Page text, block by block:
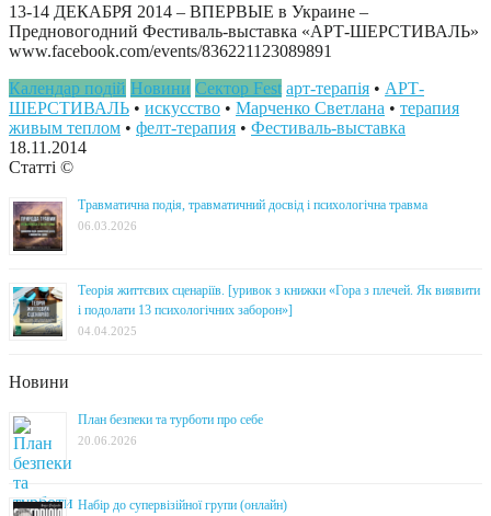
13-14 ДЕКАБРЯ 2014 – ВПЕРВЫЕ в Украине –
Предновогодний Фестиваль-выставка «АРТ-ШЕРСТИВАЛЬ»
www.facebook.com/events/836221123089891
Календар подій Новини Сектор Fest арт-терапія • АРТ-
ШЕРСТИВАЛЬ • искусство • Марченко Светлана • терапия
живым теплом • фелт-терапия • Фестиваль-выставка
18.11.2014
Статті ©
Травматична подія, травматичний досвід і психологічна травма
06.03.2026
Теорія життєвих сценаріїв. [уривок з книжки «Гора з плечей. Як виявити
і подолати 13 психологічних заборон»]
04.04.2025
Новини
План безпеки та турботи про себе
20.06.2026
Набір до супервізійної групи (онлайн)